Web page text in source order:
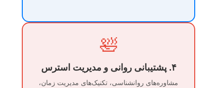
🛀
۴. پشتیبانی روانی و مدیریت استرس
مشاوره‌های روانشناسی، تکنیک‌های مدیریت زمان،